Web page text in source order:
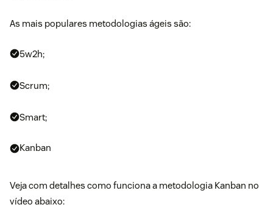
As mais populares metodologias ágeis são:
5w2h;
Scrum;
Smart;
Kanban
Veja com detalhes como funciona a metodologia Kanban no
vídeo abaixo: